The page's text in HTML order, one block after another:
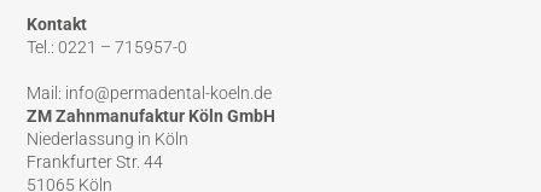
Kontakt
Tel.: 0221 – 715957-0
Mail: info@permadental-koeln.de
ZM Zahnmanufaktur Köln GmbH
Niederlassung in Köln
Frankfurter Str. 44
51065 Köln